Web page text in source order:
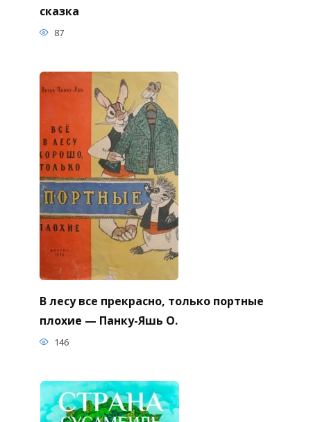
сказка
87
В лесу все прекрасно, только портные
плохие — Панку-Яшь О.
146